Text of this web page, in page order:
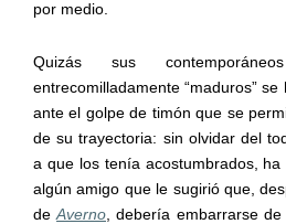
por medio.
Quizás sus
entrecomilladamente “maduros”
ante el golpe de timón que se
de su trayectoria: sin olvidar del
a que los tenía acostumbrados,
algún amigo que le sugirió que,
deAverno , debería embarrarse